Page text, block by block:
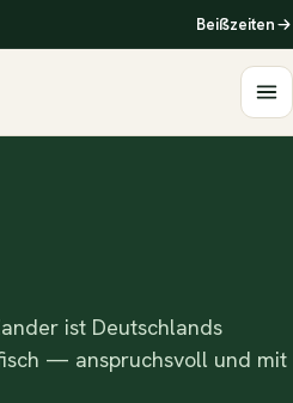
Beißzeiten
ist Deutschlands
— anspruchsvoll und mit